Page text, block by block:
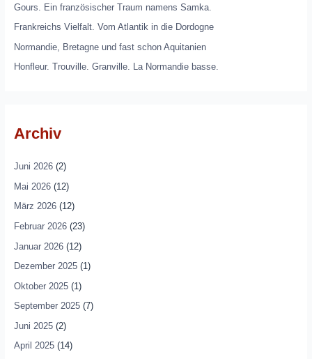
Gours. Ein französischer Traum namens Samka.
Frankreichs Vielfalt. Vom Atlantik in die Dordogne
Normandie, Bretagne und fast schon Aquitanien
Honfleur. Trouville. Granville. La Normandie basse.
Archiv
Juni 2026(2)
Mai 2026(12)
März 2026(12)
Februar 2026(23)
Januar 2026(12)
Dezember 2025(1)
Oktober 2025(1)
September 2025(7)
Juni 2025(2)
April 2025(14)